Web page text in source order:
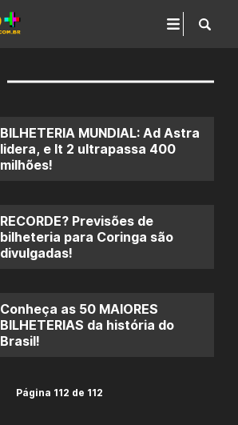
BILHETERIA MUNDIAL: Ad Astra
lidera, e It 2 ultrapassa 400
milhões!
RECORDE? Previsões de
bilheteria para Coringa são
divulgadas!
Conheça as 50 MAIORES
BILHETERIAS da história do
Brasil!
Página 112 de 112